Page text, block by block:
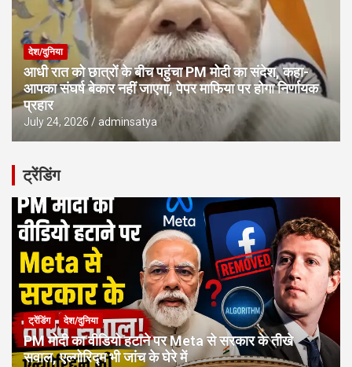
देश/दुनिया
आधी रात को छात्रों के बीच पहुंचा PM मोदी का संदेश, कहा-
आपका संघर्ष बेकार नहीं जाएगा, पेपर माफिया पर होगा निर्णायक
प्रहार
July 24, 2026 adminsatya
ट्रेंडिंग
ट्रेंडिंग देश/दुनिया
PM मोदी का वीडियो हटाने पर Meta से सरकार के तीखे
सवाल, एल्गोरिद्म भी जांच के घेरे में